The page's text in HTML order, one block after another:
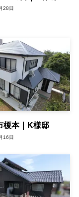
28日
榎本｜K様邸
16日